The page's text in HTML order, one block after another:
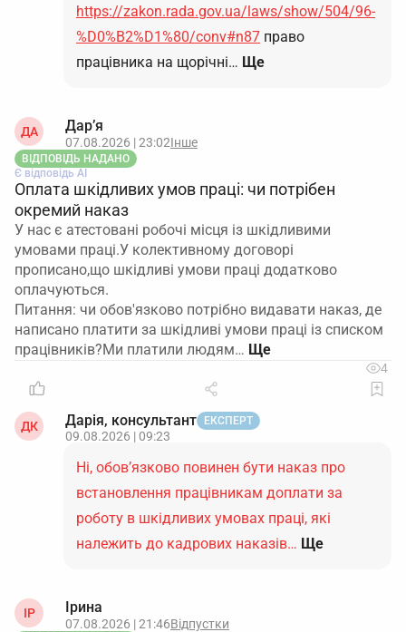
https://zakon.rada.gov.ua/laws/show/504/96-
%D0%B2%D1%80/conv#n87 право
працівника на щорічні… Ще
ДА Дар’я
07.08.2026 | 23:02Інше
ВІДПОВІДЬ НАДАНО
Є відповідь АІ
Оплата шкідливих умов праці: чи потрібен
окремий наказ
У нас є атестовані робочі місця із шкідливими
умовами праці.У колективному договорі
прописано,що шкідливі умови праці додатково
оплачуються.
Питання: чи обов'язково потрібно видавати наказ, де
написано платити за шкідливі умови праці із списком
працівників?Ми платили людям…
4
ДК Дарія, консультант ЕКСПЕРТ
09.08.2026 | 09:23
Ні, обов’язково повинен бути наказ про
встановлення працівникам доплати за
роботу в шкідливих умовах праці, які
належить до кадрових наказів… Ще
ІР Ірина
07.08.2026 | 21:46Відпустки